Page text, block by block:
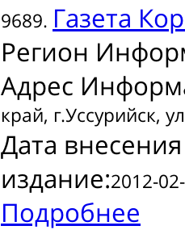
9689. Газета
Регион
Адрес
край, г.Уссурийск,
Дата
издание:2012-
Подробнее